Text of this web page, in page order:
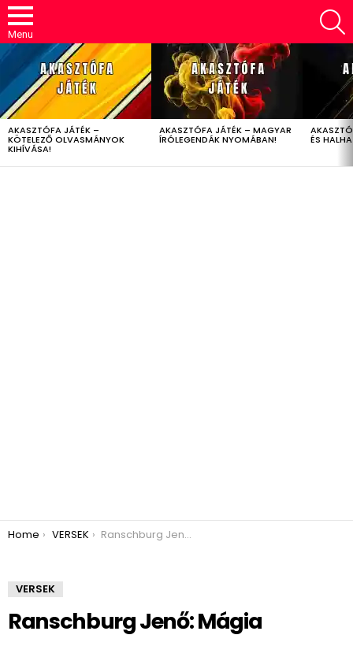
Menu
LATEST
STORIES
AKASZTÓFA JÁTÉK –
KÖTELEZŐ OLVASMÁNYOK
KIHÍVÁSA!
AKASZTÓFA JÁTÉK – MAGYAR
ÍRÓLEGENDÁK NYOMÁBAN! ÉS
You are here:
Home VERSEK Ranschburg Jenő: Mágia
VERSEK
Ranschburg Jenő: Mágia